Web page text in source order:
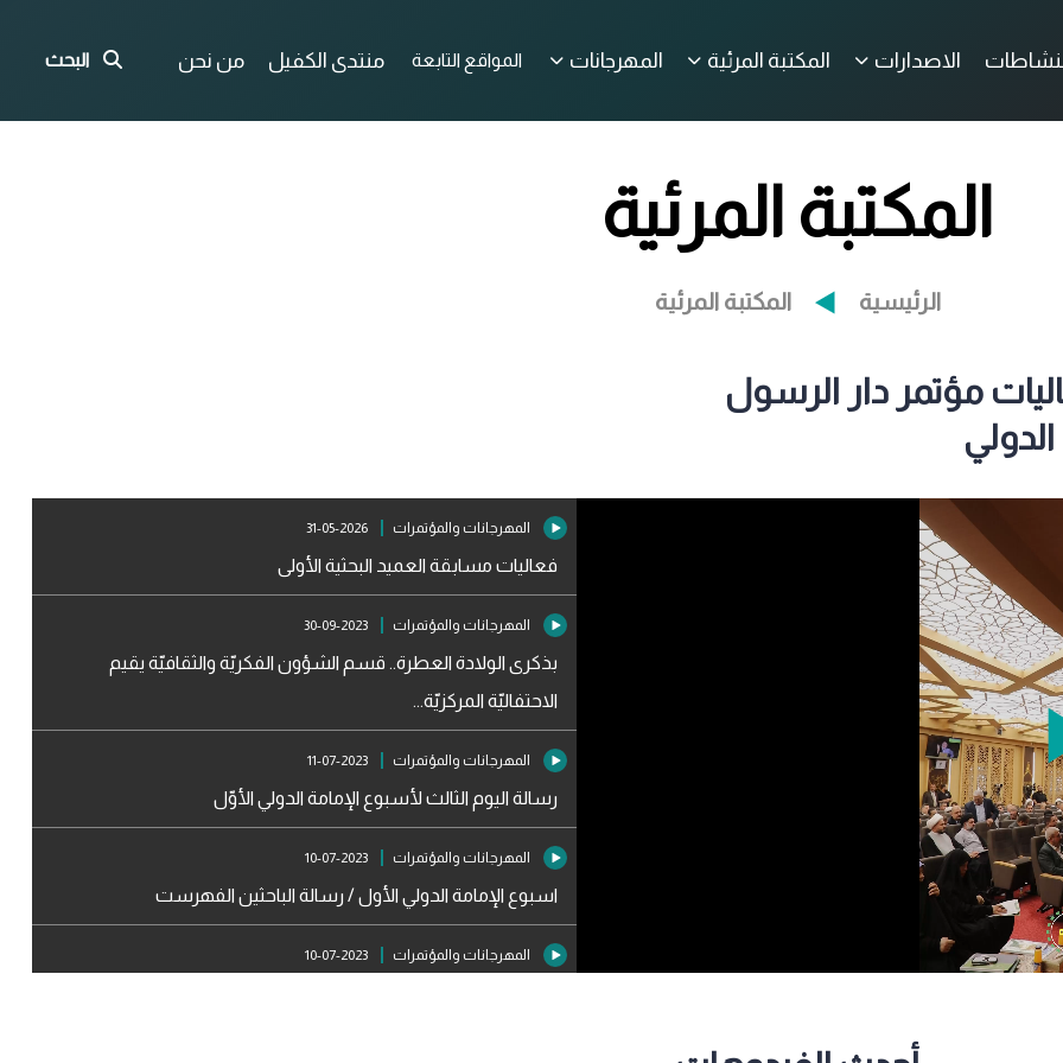
الاصدارات المكتبة المرئية المهرجانات المواقع التابعة منتدى الكفيل من نحن البحث
المكتبة المرئية
الرئيسية المكتبة المرئية
مؤتمر دار الرسول
المهرجانات والمؤتمرات 2026-05-31
فعاليات مسابقة العميد البحثية الأولى
المهرجانات والمؤتمرات 2023-09-30
بذكرى الولادة العطرة.. قسم الشؤون الفكريّة والثقافيّة يقيم
الاحتفاليّة المركزيّة...
المهرجانات والمؤتمرات 2023-07-11
رسالة اليوم الثالث لأسبوع الإمامة الدولي الأوّل
المهرجانات والمؤتمرات 2023-07-10
اسبوع الإمامة الدولي الأول / رسالة الباحثين الفهرست
المهرجانات والمؤتمرات 2023-07-10